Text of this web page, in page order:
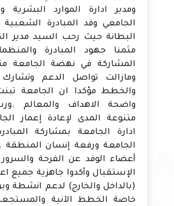
ومدير ادارة الموارد البشرية
الجامعي وفد المبادرة
البطانة حيث رحب السيد مدير
مثمنا جهود المبادرة
المشاركة في نهضة الجامعة
ومازالت تواصل الدعم
والخطط مؤكدا ان الجامعة
واضحة الاهداف والمعالم
متنوعة المدى لإعادة إعمار
ادارة الجامعة بمشاركة
الجامعة ورفعة إنسان المنطقة
أعضاء الوفد عن الفرحة
الإستقبال وأكدوا جاهزية جميع
(بالداخل والخارج) لدعم انشطة
خاصة الخطط الآنية